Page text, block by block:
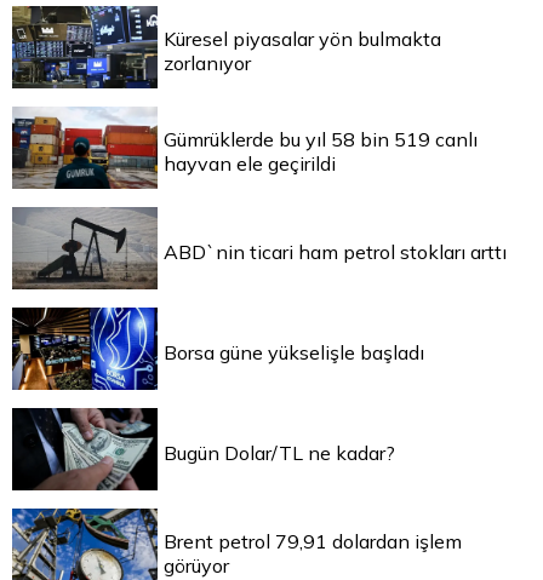
Küresel piyasalar yön bulmakta
zorlanıyor
Gümrüklerde bu yıl 58 bin 519 canlı
hayvan ele geçirildi
ABD`nin ticari ham petrol stokları arttı
Borsa güne yükselişle başladı
Bugün Dolar/TL ne kadar?
Brent petrol 79,91 dolardan işlem
görüyor